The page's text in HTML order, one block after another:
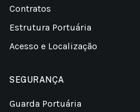
Contratos
Estrutura Portuária
Acesso e Localização
SEGURANÇA
Guarda Portuária